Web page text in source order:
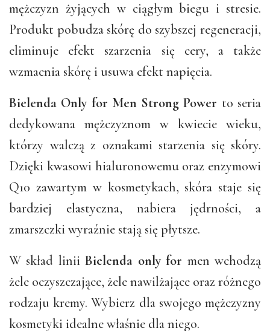
mężczyzn żyjących w ciągłym biegu i stresie.
Produkt pobudza skórę do szybszej regeneracji,
eliminuje efekt szarzenia się cery, a także
wzmacnia skórę i usuwa efekt napięcia.
Bielenda Only for Men Strong Power to seria
dedykowana mężczyznom w kwiecie wieku,
którzy walczą z oznakami starzenia się skóry.
Dzięki kwasowi hialuronowemu oraz enzymowi
Q10 zawartym w kosmetykach, skóra staje się
bardziej elastyczna, nabiera jędrności, a
zmarszczki wyraźnie stają się płytsze.
W skład liniiBielenda only for men wchodzą
żele oczyszczające, żele nawilżające oraz różnego
rodzaju kremy. Wybierz dla swojego mężczyzny
kosmetyki idealne właśnie dla niego.